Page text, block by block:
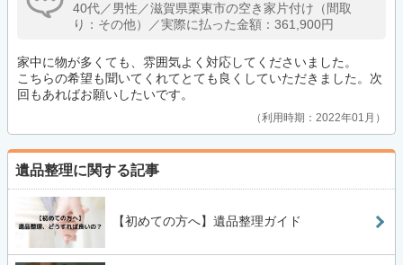
40代／男性／滋賀県栗東市の空き家片付け（間取
り：その他）／実際に払った金額：361,900円
家中に物が多くても、雰囲気よく対応してくださいました。
こちらの希望も聞いてくれてとても良くしていただきました。次
回もあればお願いしたいです。
利用時期：2022年01月
遺品整理に関する記事
【初めての方へ】遺品整理ガイド